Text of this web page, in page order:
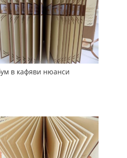
в кафяви нюанси